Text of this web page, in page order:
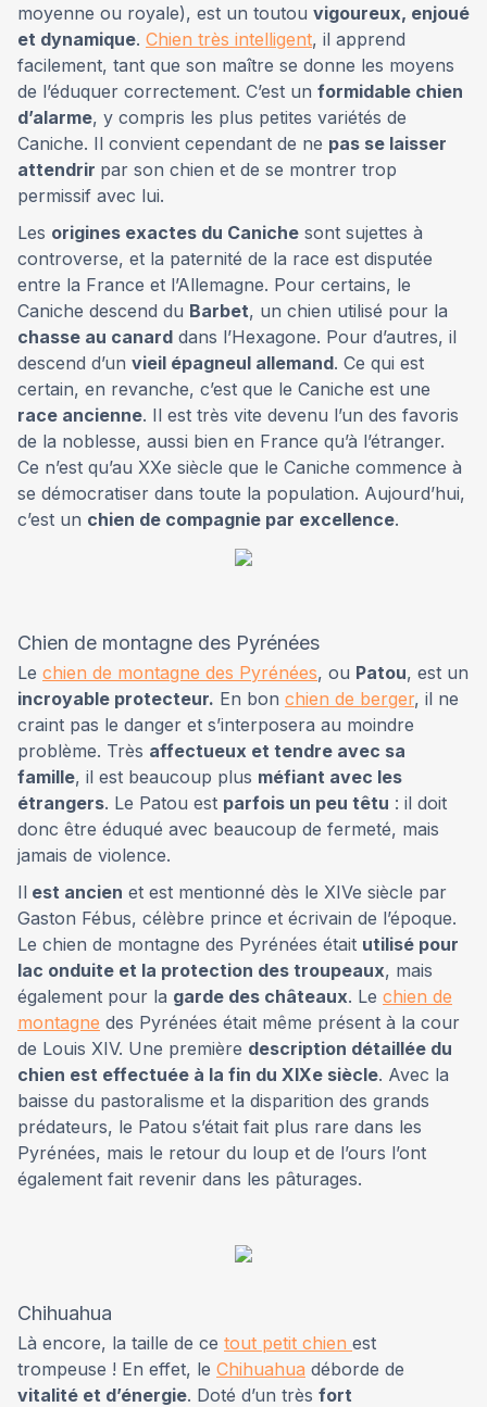
moyenne ou royale), est un toutou vigoureux, enjoué
et dynamique. Chien très intelligent, il apprend
facilement, tant que son maître se donne les moyens
de l’éduquer correctement. C’est un formidable chien
d’alarme, y compris les plus petites variétés de
Caniche. Il convient cependant de ne pas se laisser
attendrir par son chien et de se montrer trop
permissif avec lui.
Les origines exactes du Caniche sont sujettes à
controverse, et la paternité de la race est disputée
entre la France et l’Allemagne. Pour certains, le
Caniche descend du Barbet, un chien utilisé pour la
chasse au canard dans l’Hexagone. Pour d’autres, il
descend d’un vieil épagneul allemand. Ce qui est
certain, en revanche, c’est que le Caniche est une
race ancienne. Il est très vite devenu l’un des favoris
de la noblesse, aussi bien en France qu’à l’étranger.
Ce n’est qu’au XXe siècle que le Caniche commence à
se démocratiser dans toute la population. Aujourd’hui,
c’est un chien de compagnie par excellence.
Chien de montagne des Pyrénées
Le chien de montagne des Pyrénées, ou Patou, est un
incroyable protecteur. En bon chien de berger, il ne
craint pas le danger et s’interposera au moindre
problème. Très affectueux et tendre avec sa
famille, il est beaucoup plus méfiant avec les
étrangers. Le Patou est parfois un peu têtu : il doit
donc être éduqué avec beaucoup de fermeté, mais
jamais de violence.
Il est ancien et est mentionné dès le XIVe siècle par
Gaston Fébus, célèbre prince et écrivain de l’époque.
Le chien de montagne des Pyrénées était utilisé pour
lac onduite et la protection des troupeaux, mais
également pour la garde des châteaux. Le chien de
montagne des Pyrénées était même présent à la cour
de Louis XIV. Une première description détaillée du
chien est effectuée à la fin du XIXe siècle. Avec la
baisse du pastoralisme et la disparition des grands
prédateurs, le Patou s’était fait plus rare dans les
Pyrénées, mais le retour du loup et de l’ours l’ont
également fait revenir dans les pâturages.
Chihuahua
Là encore, la taille de ce tout petit chien est
trompeuse ! En effet, le Chihuahua déborde de
vitalité et d’énergie. Doté d’un très fort